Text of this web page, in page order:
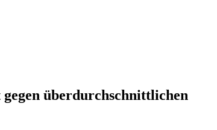
überdurchschnittlichen